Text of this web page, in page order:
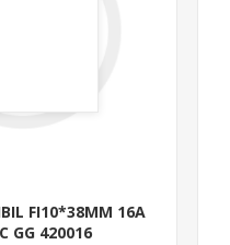
FI10*38MM 16A
GG 420016